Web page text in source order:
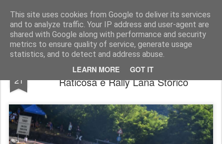
This site uses cookies from Google to deliver its services
and to analyze traffic. Your IP address and user-agent are
shared with Google along with performance and security
metrics to ensure quality of service, generate usage
statistics, and to detect and address abuse.
LEARN MORE GOT IT
AutoMotoCorse. Motorsport Random News 280912
21
Scuderia Palladio Historic: Bologna –
Raticosa e Rally Lana Storico